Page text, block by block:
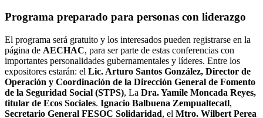
Programa preparado para personas con liderazgo
El programa será gratuito y los interesados pueden registrarse en la
página de AECHAC, para ser parte de estas conferencias con
importantes personalidades gubernamentales y líderes. Entre los
expositores estarán: el Lic. Arturo Santos González, Director de
Operación y Coordinación de la Dirección General de Fomento
de la Seguridad Social (STPS), La Dra. Yamile Moncada Reyes,
titular de Ecos Sociales. Ignacio Balbuena Zempualtecatl,
Secretario General FESOC Solidaridad, el Mtro. Wilbert Perea